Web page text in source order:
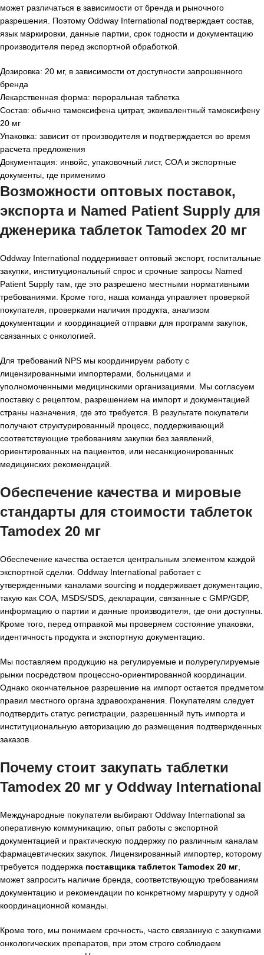
может различаться в зависимости от бренда и рыночного
разрешения. Поэтому Oddway International подтверждает состав,
язык маркировки, данные партии, срок годности и документацию
производителя перед экспортной обработкой.
Дозировка: 20 мг, в зависимости от доступности запрошенного
бренда
Лекарственная форма: пероральная таблетка
Состав: обычно тамоксифена цитрат, эквивалентный тамоксифену
20 мг
Упаковка: зависит от производителя и подтверждается во время
расчета предложения
Документация: инвойс, упаковочный лист, COA и экспортные
документы, где применимо
Возможности оптовых поставок,
экспорта и Named Patient Supply для
дженерика таблеток Tamodex 20 мг
Oddway International поддерживает оптовый экспорт, госпитальные
закупки, институциональный спрос и срочные запросы Named
Patient Supply там, где это разрешено местными нормативными
требованиями. Кроме того, наша команда управляет проверкой
покупателя, проверками наличия продукта, анализом
документации и координацией отправки для программ закупок,
связанных с онкологией.
Для требований NPS мы координируем работу с
лицензированными импортерами, больницами и
уполномоченными медицинскими организациями. Мы согласуем
поставку с рецептом, разрешением на импорт и документацией
страны назначения, где это требуется. В результате покупатели
получают структурированный процесс, поддерживающий
соответствующие требованиям закупки без заявлений,
ориентированных на пациентов, или несанкционированных
медицинских рекомендаций.
Обеспечение качества и мировые
стандарты для стоимости таблеток
Tamodex 20 мг
Обеспечение качества остается центральным элементом каждой
экспортной сделки. Oddway International работает с
утвержденными каналами sourcing и поддерживает документацию,
такую как COA, MSDS/SDS, декларации, связанные с GMP/GDP,
информацию о партии и данные производителя, где они доступны.
Кроме того, перед отправкой мы проверяем состояние упаковки,
идентичность продукта и экспортную документацию.
Мы поставляем продукцию на регулируемые и полурегулируемые
рынки посредством процессно-ориентированной координации.
Однако окончательное разрешение на импорт остается предметом
правил местного органа здравоохранения. Покупателям следует
подтвердить статус регистрации, разрешенный путь импорта и
институциональную авторизацию до размещения подтвержденных
заказов.
Почему стоит закупать таблетки
Tamodex 20 мг у Oddway International
Международные покупатели выбирают Oddway International за
оперативную коммуникацию, опыт работы с экспортной
документацией и практическую поддержку по различным каналам
фармацевтических закупок. Лицензированный импортер, которому
требуется поддержка поставщика таблеток Tamodex 20 мг
может запросить наличие бренда, соответствующую требованиям
документацию и рекомендации по конкретному маршруту у одной
координационной команды.
Кроме того, мы понимаем срочность, часто связанную с закупками
онкологических препаратов, при этом строго соблюдаем